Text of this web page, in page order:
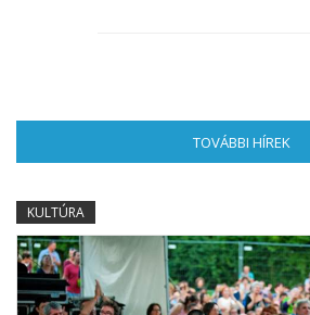
TOVÁBBI HÍREK
KULTÚRA